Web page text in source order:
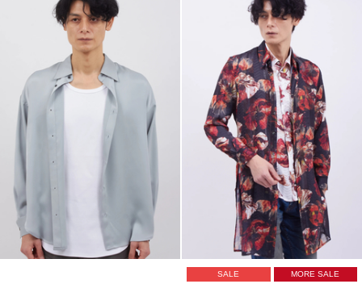
SALE MORE SALE